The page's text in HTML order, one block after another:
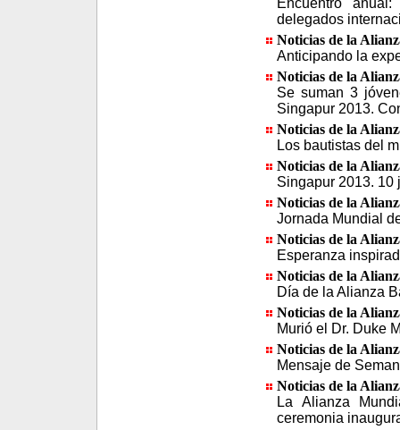
Encuentro
delegados
Noticias de la
Anticipando la
Noticias de la
Se suman 3
Singapur 2013.
Noticias de la
Los bautistas del
Noticias de la
Singapur 2013. 10
Noticias de la
Jornada Mundial
Noticias de la
Esperanza
Noticias de la
Día de la Alianza
Noticias de la
Murió el Dr. Duke
Noticias de la
Mensaje de
Noticias de la
La Alianza
ceremonia